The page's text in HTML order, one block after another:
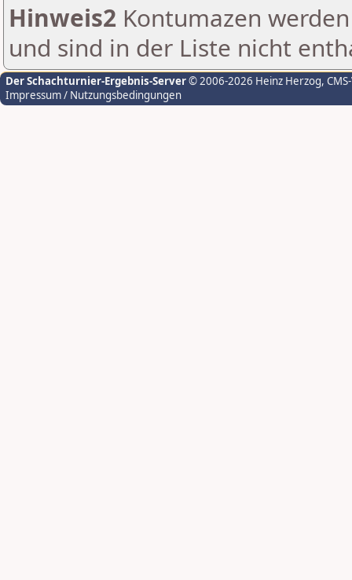
Hinweis2 Kontumazen
und sind in der Liste nicht
Der Schachturnier-Ergebnis-Server© 2006-2026 Heinz Herzog,
Impressum / Nutzungsbedingungen